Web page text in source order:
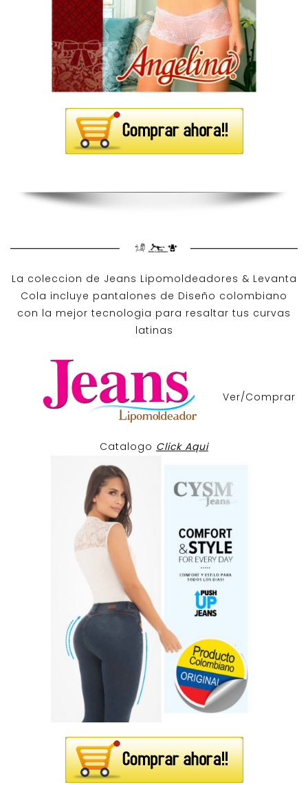
La coleccion de Jeans Lipomoldeadores & Levanta
Cola incluye pantalones de Diseño colombiano
con la mejor tecnologia para resaltar tus curvas
latinas
Ver/Comprar
Catalogo Click Aqui